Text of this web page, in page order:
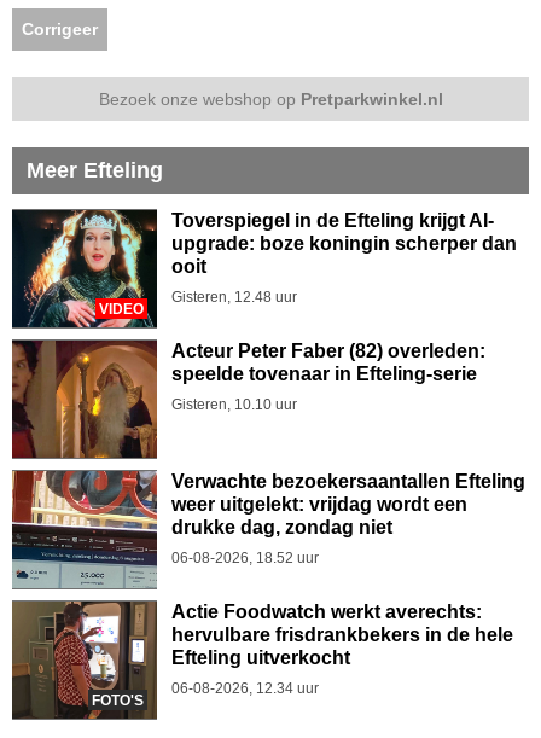
Corrigeer
Bezoek onze webshop op Pretparkwinkel.nl
Meer Efteling
VIDEO
Toverspiegel in de Efteling krijgt AI-
upgrade: boze koningin scherper dan
ooit
Gisteren, 12.48 uur
Acteur Peter Faber (82) overleden:
speelde tovenaar in Efteling-serie
Gisteren, 10.10 uur
Verwachte bezoekersaantallen Efteling
weer uitgelekt: vrijdag wordt een
drukke dag, zondag niet
06-08-2026, 18.52 uur
FOTO'S
Actie Foodwatch werkt averechts:
hervulbare frisdrankbekers in de hele
Efteling uitverkocht
06-08-2026, 12.34 uur